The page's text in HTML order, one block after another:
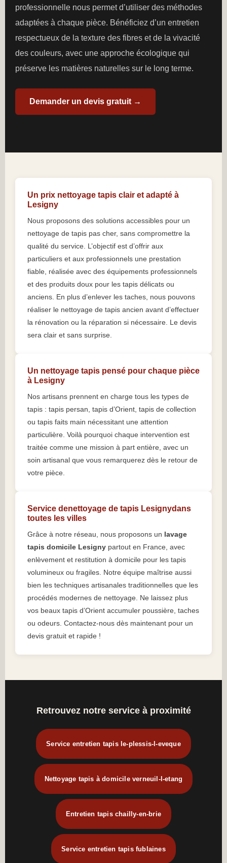
professionnelle nous permet d’utiliser des méthodes
adaptées à chaque pièce. Bénéficiez d’un entretien
respectueux de la texture des fibres et de la vivacité
des couleurs, avec une approche écologique qui
préserve les matières naturelles sur le long terme.
Demander un devis gratuit →
Un prix nettoyage tapis clair et adapté à
Lesigny
Nous proposons des solutions accessibles pour un
nettoyage de tapis pas cher, sans compromettre la
qualité du service. L’objectif est d’offrir aux
particuliers et aux professionnels une prestation
fiable, réalisée avec des équipements professionnels
et des produits doux pour les tapis délicats ou
anciens. En plus d’enlever les taches, nous pouvons
réaliser le nettoyage de tapis ancien avant d’effectuer
la rénovation ou la réparation si nécessaire. Le devis
sera clair et sans surprise.
Un nettoyage tapis pensé pour chaque pièce
à Lesigny
Nos artisans prennent en charge tous les types de
tapis : tapis persan, tapis d’Orient, tapis de collection
ou tapis faits main nécessitant une attention
particulière. Voilà pourquoi chaque intervention est
traitée comme une mission à part entière, avec un
soin artisanal que vous remarquerez dès le retour de
votre pièce.
Service denettoyage de tapis Lesignydans
toutes les villes
Grâce à notre réseau, nous proposons un lavage
tapis domicile Lesigny partout en France, avec
enlèvement et restitution à domicile pour les tapis
volumineux ou fragiles. Notre équipe maîtrise aussi
bien les techniques artisanales traditionnelles que les
procédés modernes de nettoyage. Ne laissez plus
vos beaux tapis d’Orient accumuler poussière, taches
ou odeurs. Contactez-nous dès maintenant pour un
devis gratuit et rapide !
Retrouvez notre service à proximité
Service entretien tapis le-plessis-l-eveque
Nettoyage tapis à domicile verneuil-l-etang
Entretien tapis chailly-en-brie
Service entretien tapis fublaines